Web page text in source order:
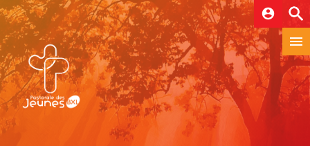
account_circle